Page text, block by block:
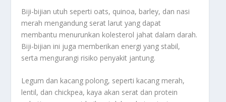
Biji-bijian utuh seperti oats, quinoa, barley, dan nasi
merah mengandung serat larut yang dapat
membantu menurunkan kolesterol jahat dalam darah.
Biji-bijian ini juga memberikan energi yang stabil,
serta mengurangi risiko penyakit jantung.
Legum dan kacang polong, seperti kacang merah,
lentil, dan chickpea, kaya akan serat dan protein